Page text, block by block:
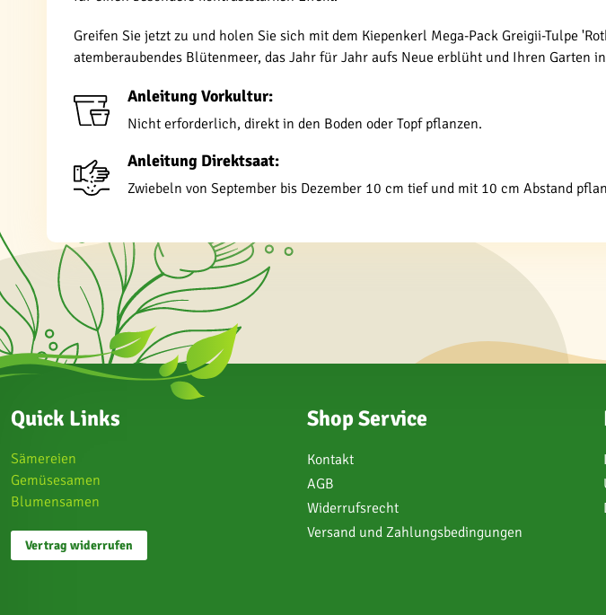
Greifen Sie jetzt zu und holen Sie sich mit dem Kiepenkerl Mega-Pack Greigii-Tulpe
atemberaubendes Blütenmeer, das Jahr für Jahr aufs Neue erblüht und Ihren Garten
Anleitung Vorkultur:
Nicht erforderlich, direkt in den Boden oder Topf pflanzen.
Anleitung Direktsaat:
Zwiebeln von September bis Dezember 10 cm tief und mit 10 cm Abstand
Quick Links
Sämereien
Gemüsesamen
Blumensamen
Vertrag widerrufen
Shop Service
Kontakt
AGB
Widerrufsrecht
Versand und Zahlungsbedingungen